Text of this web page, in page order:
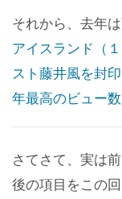
それから、去年
アイスランド（
スト藤井風を封
年最高のビュー
さてさて、実は
後の項目をこの